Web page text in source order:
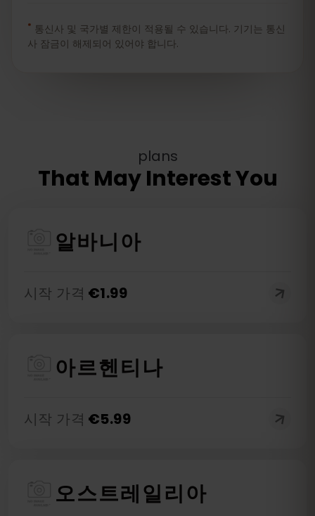
* 통신사 및 국가별 제한이 적용될 수 있습니다. 기기는 통신
사 잠금이 해제되어 있어야 합니다.
plans
That May Interest You
알바니아
시작 가격 €1.99
아르헨티나
시작 가격 €5.99
오스트레일리아